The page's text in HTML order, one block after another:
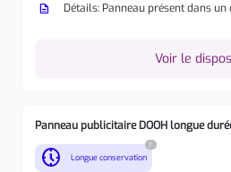
description
Détails: Panneau présent dans
Voir le
Panneau publicitaire DOOH longue
nest_clock_farsight_analog Longue conservation
?